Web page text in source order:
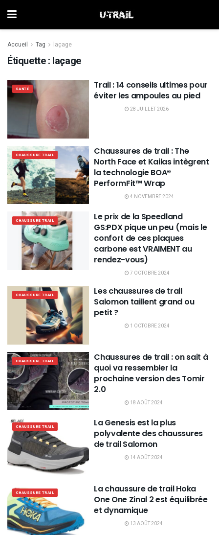
Accueil Tag laçage
Étiquette : laçage
SANTÉ
Trail : 14 conseils ultimes pour
éviter les ampoules au pied
28 JUILLET 2026
CHAUSSURE TRAIL
Chaussures de trail : The
North Face et Kailas intègrent
la technologie BOA®
PerformFit™ Wrap
4 NOVEMBRE 2024
CHAUSSURE TRAIL
Le prix de la Speedland
GS:PDX pique un peu (mais le
confort de ces plaques
carbone est VRAIMENT au
rendez-vous)
7 OCTOBRE 2024
CHAUSSURE TRAIL
Les chaussures de trail
Salomon taillent grand ou
petit ?
1 OCTOBRE 2024
CHAUSSURE TRAIL
Chaussures de trail : on sait à
quoi va ressembler la
prochaine version des Tomir
2.0
18 AOÛT 2024
CHAUSSURE TRAIL
La Genesis est la plus
polyvalente des chaussures
de trail Salomon
14 AOÛT 2024
CHAUSSURE TRAIL
La chaussure de trail Hoka
One One Zinal 2 est équilibrée
et dynamique
13 AOÛT 2024